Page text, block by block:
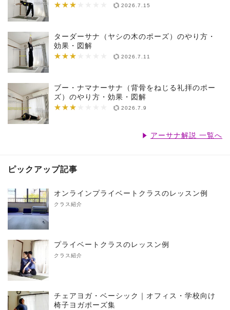
★★★
★★★★★★★ 2026.7.15
ターダーサナ（ヤシの木のポーズ）のやり方・
効果・図解
★★★
★★★★★★★ 2026.7.11
ブー・ナマナーサナ（背骨をねじる礼拝のポー
ズ）のやり方・効果・図解
★★★
★★★★★★★ 2026.7.9
アーサナ解説 一覧へ
ピックアップ記事
オンラインプライベートクラスのレッスン例
クラス紹介
プライベートクラスのレッスン例
クラス紹介
チェアヨガ・ベーシック｜オフィス・学校向け
椅子ヨガポーズ集